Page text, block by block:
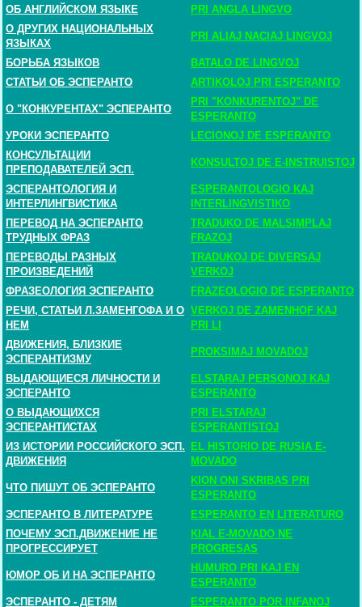
ОБ АНГЛИЙСКОМ ЯЗЫКЕ
PRI ANGLA LINGVO
О ДРУГИХ НАЦИОНАЛЬНЫХ
ЯЗЫКАХ
PRI ALIAJ NACIAJ LINGVOJ
БОРЬБА ЯЗЫКОВ
BATALO DE LINGVOJ
СТАТЬИ ОБ ЭСПЕРАНТО
ARTIKOLOJ PRI ESPERANTO
О "КОНКУРЕНТАХ" ЭСПЕРАНТО
PRI "KONKURENTOJ" DE
ESPERANTO
УРОКИ ЭСПЕРАНТО
LECIONOJ DE ESPERANTO
КОНСУЛЬТАЦИИ
ПРЕПОДАВАТЕЛЕЙ ЭСП.
KONSULTOJ DE E-INSTRUISTOJ
ЭСПЕРАНТОЛОГИЯ И
ИНТЕРЛИНГВИСТИКА
ESPERANTOLOGIO KAJ
INTERLINGVISTIKO
ПЕРЕВОД НА ЭСПЕРАНТО
ТРУДНЫХ ФРАЗ
TRADUKO DE MALSIMPLAJ
FRAZOJ
ПЕРЕВОДЫ РАЗНЫХ
ПРОИЗВЕДЕНИЙ
TRADUKOJ DE DIVERSAJ
VERKOJ
ФРАЗЕОЛОГИЯ ЭСПЕРАНТО
FRAZEOLOGIO DE ESPERANTO
РЕЧИ, СТАТЬИ Л.ЗАМЕНГОФА И О
НЕМ
VERKOJ DE ZAMENHOF KAJ
PRI LI
ДВИЖЕНИЯ, БЛИЗКИЕ
ЭСПЕРАНТИЗМУ
PROKSIMAJ MOVADOJ
ВЫДАЮЩИЕСЯ ЛИЧНОСТИ И
ЭСПЕРАНТО
ELSTARAJ PERSONOJ KAJ
ESPERANTO
О ВЫДАЮЩИХСЯ
ЭСПЕРАНТИСТАХ
PRI ELSTARAJ
ESPERANTISTOJ
ИЗ ИСТОРИИ РОССИЙСКОГО ЭСП.
ДВИЖЕНИЯ
EL HISTORIO DE RUSIA E-
MOVADO
ЧТО ПИШУТ ОБ ЭСПЕРАНТО
KION ONI SKRIBAS PRI
ESPERANTO
ЭСПЕРАНТО В ЛИТЕРАТУРЕ
ESPERANTO EN LITERATURO
ПОЧЕМУ ЭСП.ДВИЖЕНИЕ НЕ
ПРОГРЕССИРУЕТ
KIAL E-MOVADO NE
PROGRESAS
ЮМОР ОБ И НА ЭСПЕРАНТО
HUMURO PRI KAJ EN
ESPERANTO
ЭСПЕРАНТО - ДЕТЯМ
ESPERANTO POR INFANOJ